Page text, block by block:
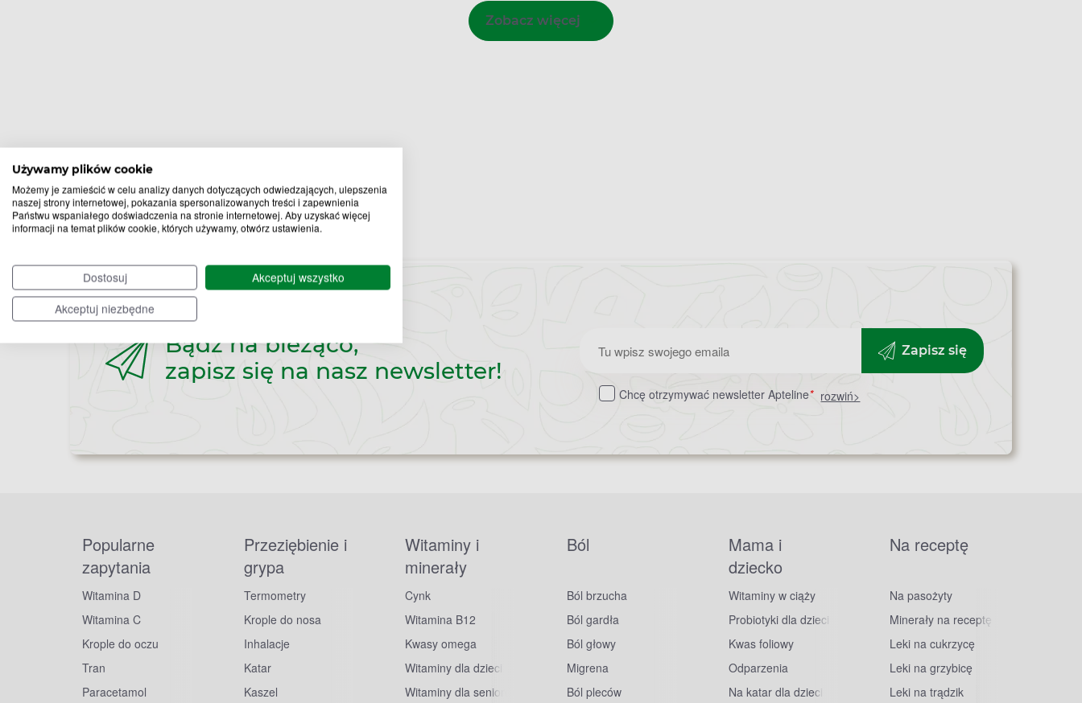
Używamy plików cookie
Możemy je zamieścić w celu analizy danych dotyczących odwiedzających, ulepszenia
naszej strony internetowej, pokazania spersonalizowanych treści i zapewnienia
Państwu wspaniałego doświadczenia na stronie internetowej. Aby uzyskać więcej
informacji na temat plików cookie, których używamy, otwórz ustawienia.
Dostosuj
Akceptuj wszystko
Akceptuj niezbędne
Zobacz więcej
Bądź na bieżąco,
zapisz się na nasz newsletter!
Zapisz
do
Zapisz się
Chcę otrzymywać newsletter Apteline* rozwiń>
Popularne
zapytania
Witamina D
Witamina C
Krople do oczu
Tran
Paracetamol
Przeziębienie i
grypa
Termometry
Krople do nosa
Inhalacje
Katar
Kaszel
Witaminy i
minerały
Cynk
Witamina B12
Kwasy omega
Witaminy dla dzieci
Witaminy dla seniorów
Ból
Ból brzucha
Ból gardła
Ból głowy
Migrena
Ból pleców
Mama i
dziecko
Witaminy w ciąży
Probiotyki dla dzieci
Kwas foliowy
Odparzenia
Na katar dla dzieci
Na receptę
Na pasożyty
Minerały na receptę
Leki na cukrzycę
Leki na grzybicę
Leki na trądzik